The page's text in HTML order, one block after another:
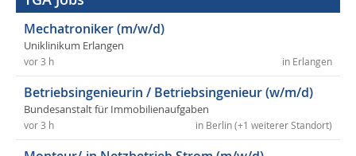
Mechatroniker (m/w/d)
Uniklinikum Erlangen
in Erlangen
vor 3 h
Betriebsingenieurin / Betriebsingenieur (w/m/d)
Bundesanstalt für Immobilienaufgaben
in Berlin (+1 weiterer Standort)
vor 3 h